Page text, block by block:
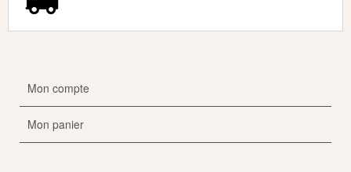
Mon compte
Mon panier